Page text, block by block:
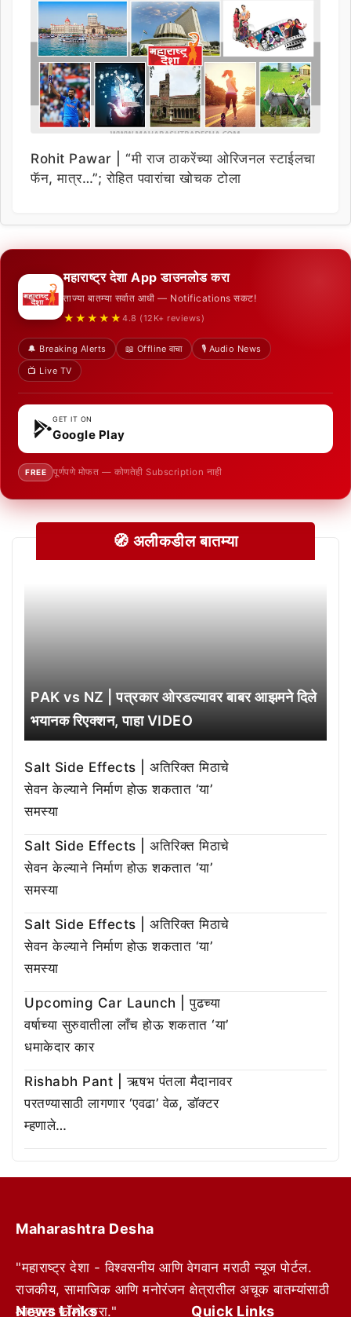
Rohit Pawar | “मी राज ठाकरेंच्या ओरिजनल स्टाईलचा
फॅन, मात्र…”; रोहित पवारांचा खोचक टोला
महाराष्ट्र देशा App डाउनलोड करा
ताज्या बातम्या सर्वात आधी — Notifications सकट!
★★★★★ 4.8 (12K+ reviews)
🔔 Breaking Alerts 📖 Offline वाचा
🎙️ Audio News
📺 Live TV
GET IT ON
Google Play
FREE पूर्णपणे मोफत — कोणतेही Subscription नाही
🧭 अलीकडील बातम्या
PAK vs NZ | पत्रकार ओरडल्यावर बाबर आझमने दिले
भयानक रिएक्शन, पाहा VIDEO
Salt Side Effects | अतिरिक्त मिठाचे
सेवन केल्याने निर्माण होऊ शकतात ‘या’
समस्या
Salt Side Effects | अतिरिक्त मिठाचे
सेवन केल्याने निर्माण होऊ शकतात ‘या’
समस्या
Salt Side Effects | अतिरिक्त मिठाचे
सेवन केल्याने निर्माण होऊ शकतात ‘या’
समस्या
Upcoming Car Launch | पुढच्या
वर्षाच्या सुरुवातीला लाँच होऊ शकतात ‘या’
धमाकेदार कार
Rishabh Pant | ऋषभ पंतला मैदानावर
परतण्यासाठी लागणार ‘एवढा’ वेळ, डॉक्टर
म्हणाले…
Maharashtra Desha
"महाराष्ट्र देशा - विश्वसनीय आणि वेगवान मराठी न्यूज पोर्टल.
राजकीय, सामाजिक आणि मनोरंजन क्षेत्रातील अचूक बातम्यांसाठी
आम्हाला फॉलो करा."
News Links Quick Links